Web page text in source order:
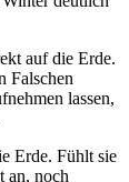
auf die Erde.
Falschen
lassen,
Erde. Fühlt sie
an, noch